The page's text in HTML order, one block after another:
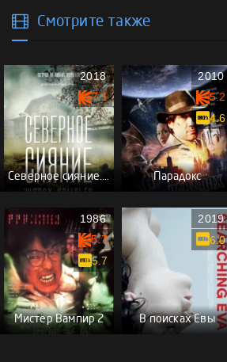
Смотрите также
Северное сияние. Шорох крыльев. Фильм третий
2018
7.1
Парадокс
2010
5.2
4.6
Мистер Вампир 2
1986
5.7
5.7
В поисках Евы
2019
6.0